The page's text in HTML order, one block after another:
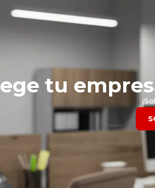
tu